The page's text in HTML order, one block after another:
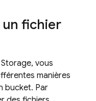
fichier
, vous
manières
bucket. Par